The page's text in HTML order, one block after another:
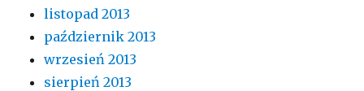
listopad 2013
październik 2013
wrzesień 2013
sierpień 2013